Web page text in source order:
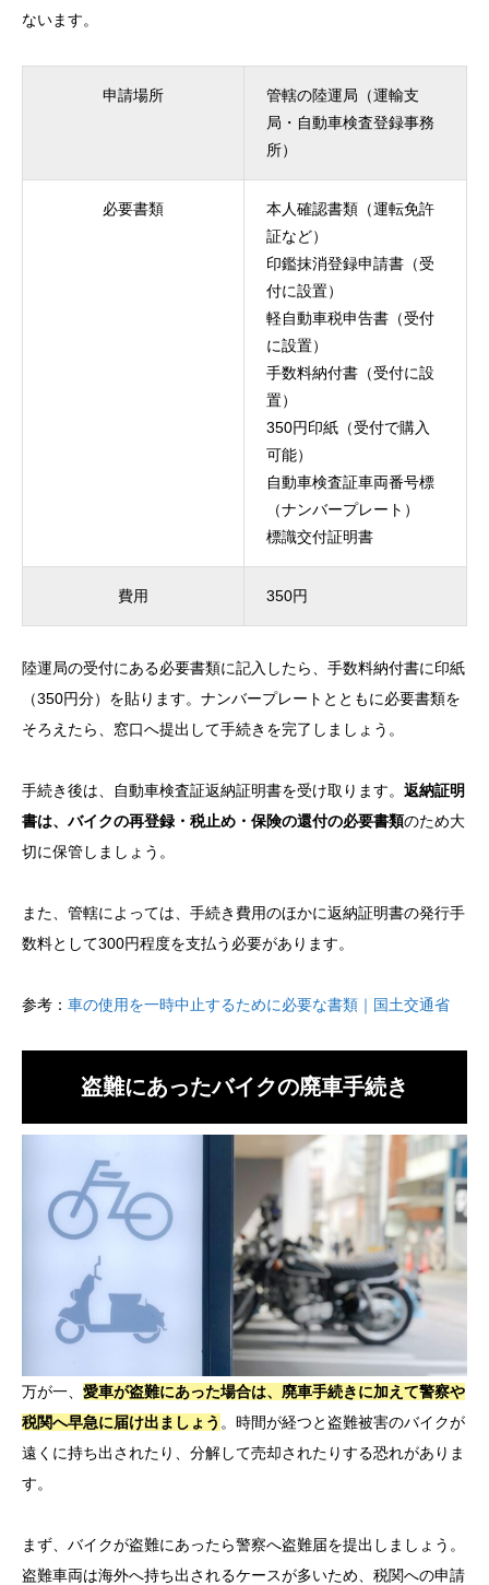
ないます。
申請場所
管轄の陸運局（運輸支
局・自動車検査登録事務
所）
必要書類
本人確認書類（運転免許
証など）
印鑑抹消登録申請書（受
付に設置）
軽自動車税申告書（受付
に設置）
手数料納付書（受付に設
置）
350円印紙（受付で購入
可能）
自動車検査証車両番号標
（ナンバープレート）
標識交付証明書
費用 350円
陸運局の受付にある必要書類に記入したら、手数料納付書に印紙
（350円分）を貼ります。ナンバープレートとともに必要書類を
そろえたら、窓口へ提出して手続きを完了しましょう。
手続き後は、自動車検査証返納証明書を受け取ります。 返納証明
書は、バイクの再登録・税止め・保険の還付の必要書類のため大
切に保管しましょう。
また、管轄によっては、手続き費用のほかに返納証明書の発行手
数料として300円程度を支払う必要があります。
参考： 車の使用を一時中止するために必要な書類｜国土交通省
盗難にあったバイクの廃車手続き
万が一、 愛車が盗難にあった場合は、廃車手続きに加えて警察や
税関へ早急に届け出ましょう 。時間が経つと盗難被害のバイクが
遠くに持ち出されたり、分解して売却されたりする恐れがありま
す。
まず、バイクが盗難にあったら警察へ盗難届を提出しましょう。
盗難車両は海外へ持ち出されるケースが多いため、税関への申請